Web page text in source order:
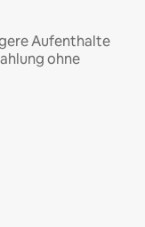
Aufenthalte
ohne